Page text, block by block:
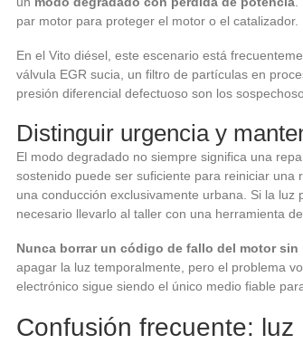
par motor para proteger el motor o el catalizador.
En el Vito diésel, este escenario está
válvula EGR sucia, un filtro de partículas en
presión diferencial defectuoso son los
Distinguir urgencia y
El modo degradado no siempre significa una
sostenido puede ser suficiente para reiniciar
una conducción exclusivamente urbana. Si la
necesario llevarlo al taller con una herramienta
Nunca borrar un código de fallo del motor
apagar la luz temporalmente, pero el problema
electrónico sigue siendo el único medio fiable
Confusión frecuente: luz